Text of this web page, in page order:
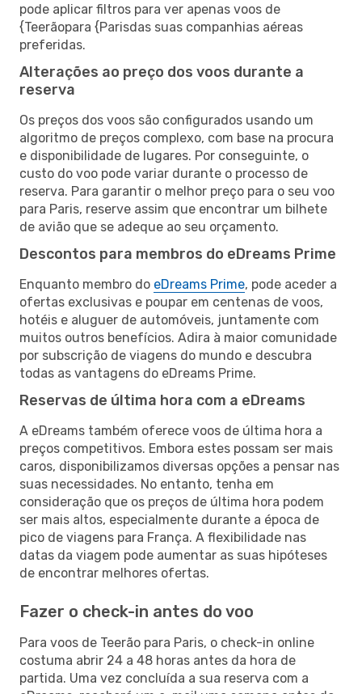
pode aplicar filtros para ver apenas voos de
{Teerãopara {Parisdas suas companhias aéreas
preferidas.
Alterações ao preço dos voos durante a
reserva
Os preços dos voos são configurados usando um
algoritmo de preços complexo, com base na procura
e disponibilidade de lugares. Por conseguinte, o
custo do voo pode variar durante o processo de
reserva. Para garantir o melhor preço para o seu voo
para Paris, reserve assim que encontrar um bilhete
de avião que se adeque ao seu orçamento.
Descontos para membros do eDreams Prime
Enquanto membro do eDreams Prime, pode aceder a
ofertas exclusivas e poupar em centenas de voos,
hotéis e aluguer de automóveis, juntamente com
muitos outros benefícios. Adira à maior comunidade
por subscrição de viagens do mundo e descubra
todas as vantagens do eDreams Prime.
Reservas de última hora com a eDreams
A eDreams também oferece voos de última hora a
preços competitivos. Embora estes possam ser mais
caros, disponibilizamos diversas opções a pensar nas
suas necessidades. No entanto, tenha em
consideração que os preços de última hora podem
ser mais altos, especialmente durante a época de
pico de viagens para França. A flexibilidade nas
datas da viagem pode aumentar as suas hipóteses
de encontrar melhores ofertas.
Fazer o check-in antes do voo
Para voos de Teerão para Paris, o check-in online
costuma abrir 24 a 48 horas antes da hora de
partida. Uma vez concluída a sua reserva com a